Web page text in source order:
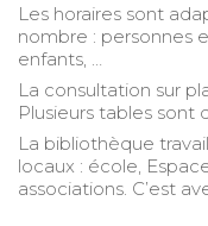
Les horaires sont
nombre : personnes
enfants, …
La consultation sur
Plusieurs tables sont
La bibliothèque
locaux : école,
associations. C’est